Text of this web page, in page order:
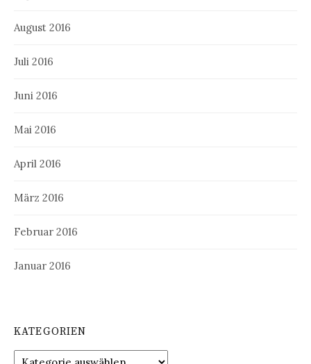
August 2016
Juli 2016
Juni 2016
Mai 2016
April 2016
März 2016
Februar 2016
Januar 2016
KATEGORIEN
Kategorien